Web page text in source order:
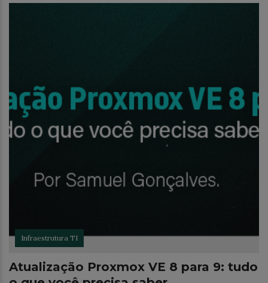
Infraestrutura TI
Atualização Proxmox VE 8 para 9: tudo